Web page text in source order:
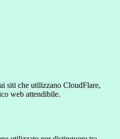
siti che utilizzano CloudFlare,
web attendibile.